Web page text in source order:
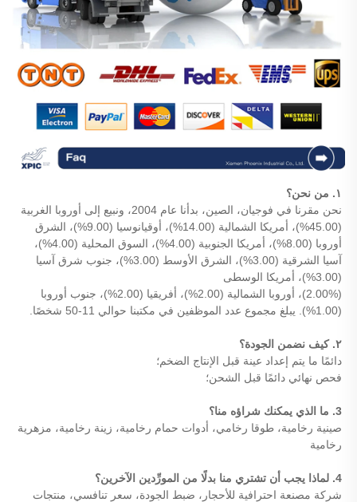
١. من نحن؟
نحن مقرنا في فوجيان، الصين، بدأنا عام 2004، ونبيع إلى أوروبا الغربية
(45.00%)، أمريكا الشمالية (14.00%)، أوقيانوسيا (9.00%)، الشرق
أوروبا (8.00%)، أمريكا الجنوبية (4.00%)، السوق المحلية (4.00%)،
آسيا الشرقية (3.00%)، الشرق الأوسط (3.00%)، جنوب شرق آسيا
(3.00%)، أمريكا الوسطى
(2.00%)، أوروبا الشمالية (2.00%)، أفريقيا (2.00%)، جنوب أوروبا
(1.00%). يبلغ مجموع عدد الموظفين في مكتبنا حوالي 11-50 شخصًا.
٢. كيف نضمن الجودة؟
دائمًا ما يتم إعداد عينة قبل الإنتاج الضخم؛
فحص نهائي دائمًا قبل الشحن؛
3. ما الذي يمكنك شراؤه منا؟
صينية رخامية، طوقا رخامي، أدوات حمام رخامية، زينة رخامية، مزهرية
رخامية
4. لماذا يجب أن تشتري منا بدلًا من المورِّدين الآخرين؟
شركة مصنعة احترافية للأحجار، ضبط الجودة، سعر تنافسي، منتجات